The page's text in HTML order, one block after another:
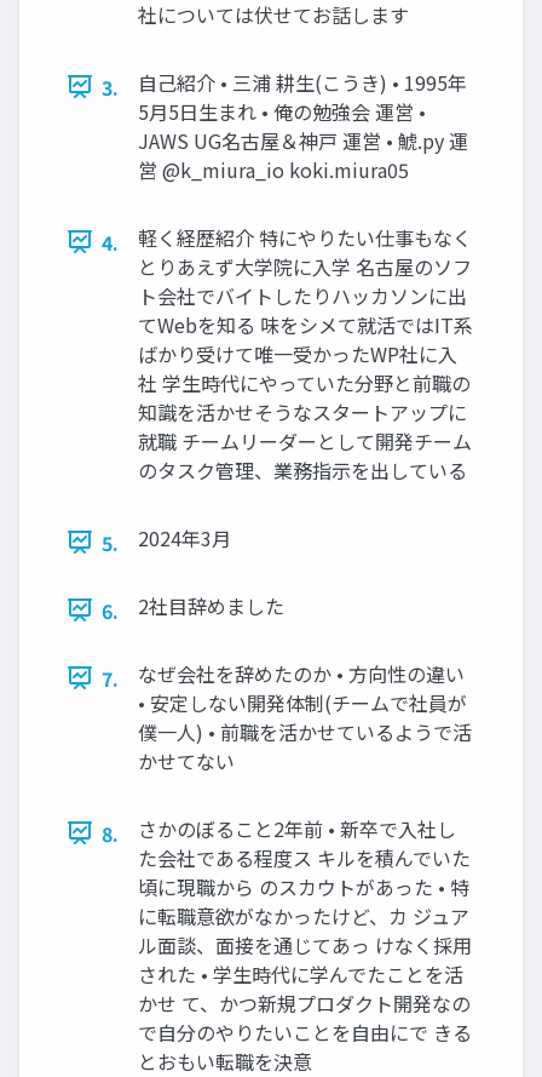
社については伏せてお話します
3.
自己紹介 • 三浦 耕生(こうき) • 1995年
5月5日生まれ • 俺の勉強会 運営 •
JAWS UG名古屋＆神戸 運営 • 鯱.py 運
営 @k_miura_io koki.miura05
4.
軽く経歴紹介 特にやりたい仕事もなく
とりあえず大学院に入学 名古屋のソフ
ト会社でバイトしたりハッカソンに出
てWebを知る 味をシメて就活ではIT系
ばかり受けて唯一受かったWP社に入
社 学生時代にやっていた分野と前職の
知識を活かせそうなスタートアップに
就職 チームリーダーとして開発チーム
のタスク管理、業務指示を出している
5. 2024年3月
6. 2社目辞めました
7.
なぜ会社を辞めたのか • 方向性の違い
• 安定しない開発体制(チームで社員が
僕一人) • 前職を活かせているようで活
かせてない
8.
さかのぼること2年前 • 新卒で入社し
た会社である程度ス キルを積んでいた
頃に現職から のスカウトがあった • 特
に転職意欲がなかったけど、カ ジュア
ル面談、面接を通じてあっ けなく採用
された • 学生時代に学んでたことを活
かせ て、かつ新規プロダクト開発なの
で自分のやりたいことを自由にで きる
とおもい転職を決意